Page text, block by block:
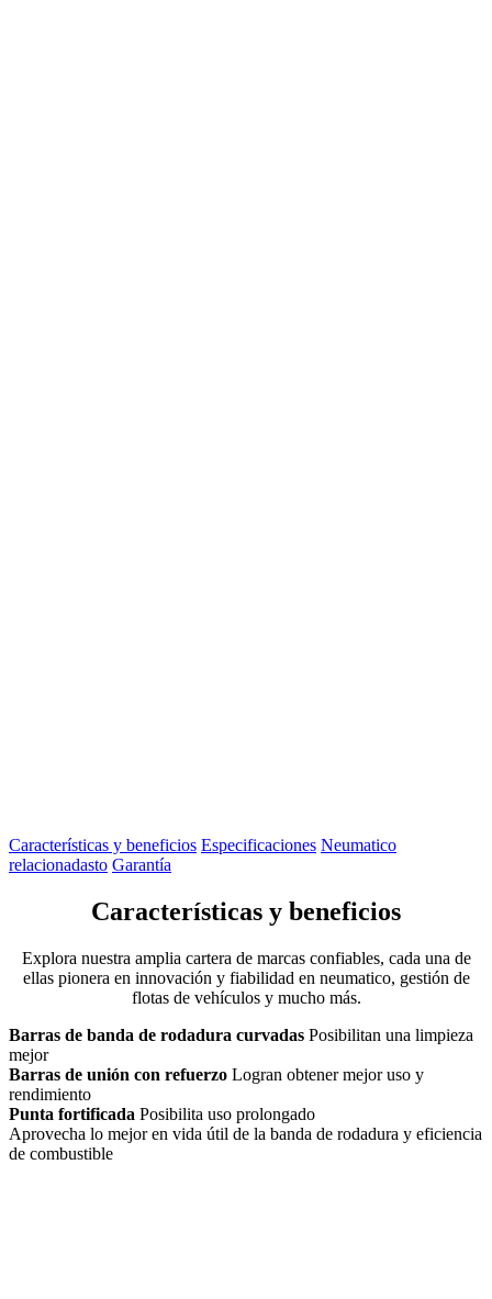
Características y beneficios Especificaciones Neumatico
relacionadasto Garantía
Características y beneficios
Explora nuestra amplia cartera de marcas confiables, cada una de
ellas pionera en innovación y fiabilidad en neumatico, gestión de
flotas de vehículos y mucho más.
Barras de banda de rodadura curvadas Posibilitan una limpieza
mejor
Barras de unión con refuerzo Logran obtener mejor uso y
rendimiento
Punta fortificada Posibilita uso prolongado
Aprovecha lo mejor en vida útil de la banda de rodadura y eficiencia
de combustible